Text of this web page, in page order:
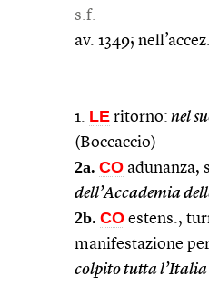
s.f.
av. 1349;
1. LE ritorno: nel
(Boccaccio)
2a. CO adunanza,
dell’Accademia
2b. CO estens.,
manifestazione
colpito tutta l’Italia